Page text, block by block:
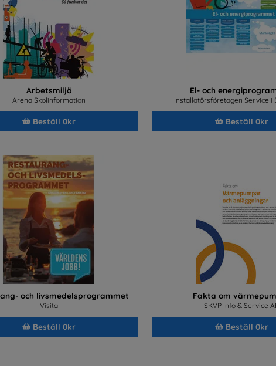
Arbetsmiljö
Arena Skolinformation
Beställ 0kr
El- och
Installatörsföretagen Service i
Beställ 0kr
och livsmedelsprogrammet
Visita
Beställ 0kr
Fakta om
SKVP Info & Service
Beställ 0kr